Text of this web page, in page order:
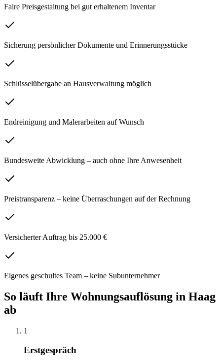
Faire Preisgestaltung bei gut erhaltenem Inventar
Sicherung persönlicher Dokumente und Erinnerungsstücke
Schlüsselübergabe an Hausverwaltung möglich
Endreinigung und Malerarbeiten auf Wunsch
Bundesweite Abwicklung – auch ohne Ihre Anwesenheit
Preistransparenz – keine Überraschungen auf der Rechnung
Versicherter Auftrag bis 25.000 €
Eigenes geschultes Team – keine Subunternehmer
So läuft Ihre Wohnungsauflösung in Haag
ab
1
Erstgespräch